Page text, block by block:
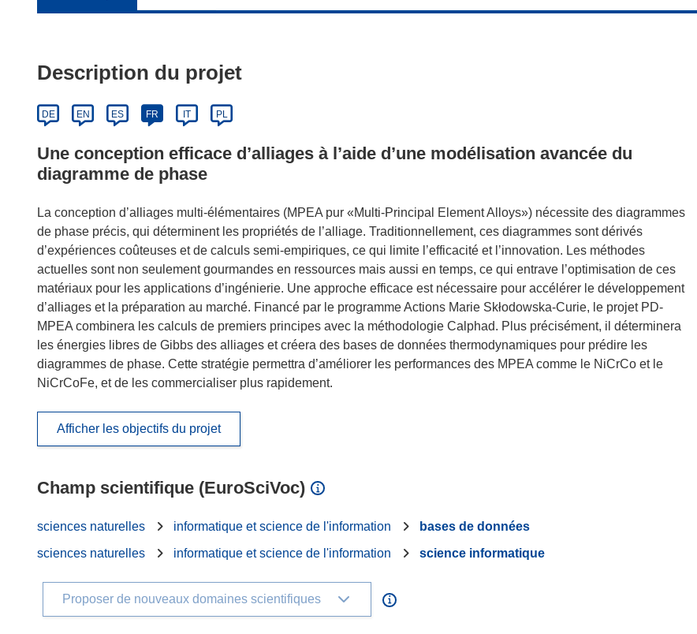
Description du projet
DE EN ES FR IT PL
Une conception efficace d’alliages à l’aide d’une modélisation avancée du
diagramme de phase
La conception d’alliages multi-élémentaires (MPEA pur «Multi-Principal Element Alloys») nécessite des diagrammes
de phase précis, qui déterminent les propriétés de l’alliage. Traditionnellement, ces diagrammes sont dérivés
d’expériences coûteuses et de calculs semi-empiriques, ce qui limite l’efficacité et l’innovation. Les méthodes
actuelles sont non seulement gourmandes en ressources mais aussi en temps, ce qui entrave l’optimisation de ces
matériaux pour les applications d’ingénierie. Une approche efficace est nécessaire pour accélérer le développement
d’alliages et la préparation au marché. Financé par le programme Actions Marie Skłodowska-Curie, le projet PD-
MPEA combinera les calculs de premiers principes avec la méthodologie Calphad. Plus précisément, il déterminera
les énergies libres de Gibbs des alliages et créera des bases de données thermodynamiques pour prédire les
diagrammes de phase. Cette stratégie permettra d’améliorer les performances des MPEA comme le NiCrCo et le
NiCrCoFe, et de les commercialiser plus rapidement.
Afficher les objectifs du projet
Champ scientifique (EuroSciVoc)
sciences naturelles informatique et science de l'information
bases de données
sciences naturelles
informatique et science de l'information science informatique
Proposer de nouveaux domaines scientifiques